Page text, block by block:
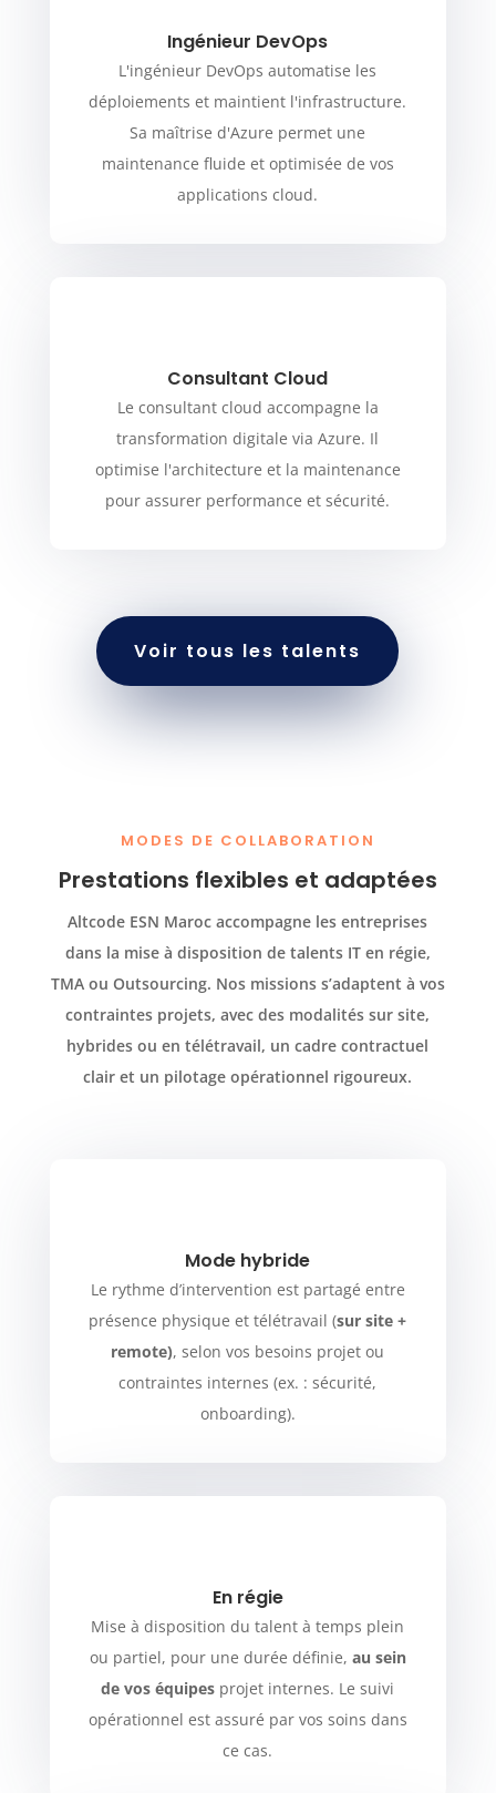
Ingénieur DevOps
L'ingénieur DevOps automatise les
déploiements et maintient l'infrastructure.
Sa maîtrise d'Azure permet une
maintenance fluide et optimisée de vos
applications cloud.
Consultant Cloud
Le consultant cloud accompagne la
transformation digitale via Azure. Il
optimise l'architecture et la maintenance
pour assurer performance et sécurité.
Voir tous les talents
MODES DE COLLABORATION
Prestations flexibles et adaptées
Altcode ESN Maroc accompagne les entreprises
dans la mise à disposition de talents IT en régie,
TMA ou Outsourcing. Nos missions s’adaptent à vos
contraintes projets, avec des modalités sur site,
hybrides ou en télétravail, un cadre contractuel
clair et un pilotage opérationnel rigoureux.
Mode hybride
Le rythme d’intervention est partagé entre
présence physique et télétravail (sur site +
remote), selon vos besoins projet ou
contraintes internes (ex. : sécurité,
onboarding).
En régie
Mise à disposition du talent à temps plein
ou partiel, pour une durée définie, au sein
de vos équipes projet internes. Le suivi
opérationnel est assuré par vos soins dans
ce cas.